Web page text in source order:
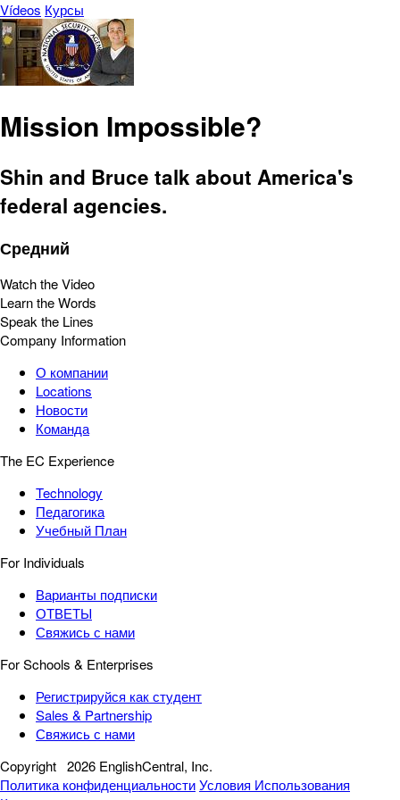
Vídeos Курсы
Mission Impossible?
Shin and Bruce talk about America's
federal agencies.
Средний
Watch the Video
Learn the Words
Speak the Lines
Company Information
О компании
Locations
Новости
Команда
The EC Experience
Technology
Педагогика
Учебный План
For Individuals
Варианты подписки
ОТВЕТЫ
Свяжись с нами
For Schools & Enterprises
Регистрируйся как студент
Sales & Partnership
Свяжись с нами
Copyright 2026 EnglishCentral, Inc.
Политика конфиденциальностиУсловия Использования